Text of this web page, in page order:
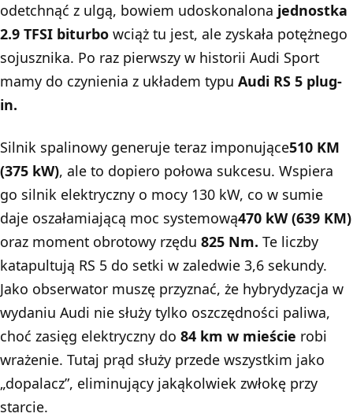
odetchnąć z ulgą, bowiem udoskonalona jednostka
2.9 TFSI biturbo wciąż tu jest, ale zyskała potężnego
sojusznika. Po raz pierwszy w historii Audi Sport
mamy do czynienia z układem typu Audi RS 5 plug-
in.
Silnik spalinowy generuje teraz imponujące510 KM
(375 kW), ale to dopiero połowa sukcesu. Wspiera
go silnik elektryczny o mocy 130 kW, co w sumie
daje oszałamiającą moc systemową470 kW (639 KM)
oraz moment obrotowy rzędu 825 Nm. Te liczby
katapultują RS 5 do setki w zaledwie 3,6 sekundy.
Jako obserwator muszę przyznać, że hybrydyzacja w
wydaniu Audi nie służy tylko oszczędności paliwa,
choć zasięg elektryczny do 84 km w mieście robi
wrażenie. Tutaj prąd służy przede wszystkim jako
„dopalacz”, eliminujący jakąkolwiek zwłokę przy
starcie.